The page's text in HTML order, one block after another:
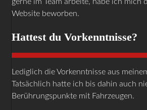
Website beworben.
Hattest du Vorkenntnisse?
Lediglich die Vorkenntnisse aus
Tatsächlich hatte ich bis dahin auch
Berührungspunkte mit Fahrzeugen.